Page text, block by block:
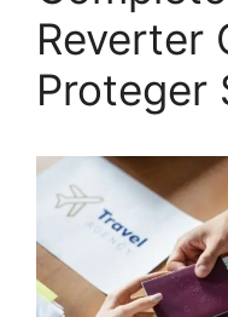
Reverter
Proteger